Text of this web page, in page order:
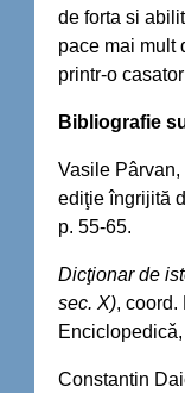
de forta si
pace mai mult
printr-o
Bibliografie
Vasile Pârvan,
ediţie îngrijită
p. 55-65.
Dicţionar de
sec. X), coord.
Constantin